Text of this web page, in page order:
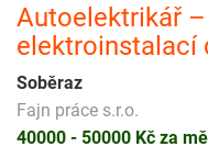
Autoelektrikář
elektroinstalací
Soběraz
Fajn práce s.r.o.
40000 - 50000 Kč za